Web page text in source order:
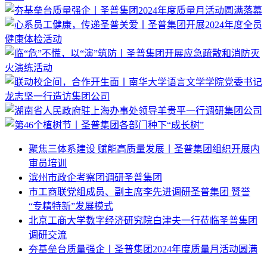
聚焦三体系建设 赋能高质量发展丨圣普集团组织开展内
审员培训
滨州市政企考察团调研圣普集团
市工商联党组成员、副主席李先进调研圣普集团 赞誉
“专精特新”发展模式
北京工商大学数字经济研究院白津夫一行莅临圣普集团
调研交流
夯基垒台质量强企丨圣普集团2024年度质量月活动圆满